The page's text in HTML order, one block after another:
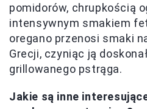
pomidorów, chrupkością
intensywnym smakiem
oregano przenosi smaki
Grecji, czyniąc ją
grillowanego pstrąga.
Jakie są inne